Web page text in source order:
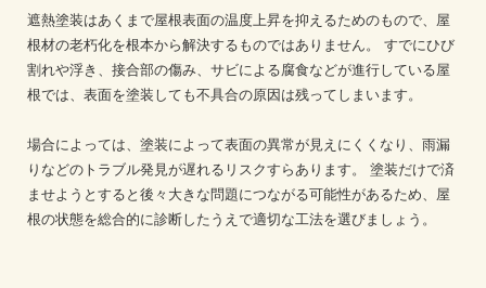
遮熱塗装はあくまで屋根表面の温度上昇を抑えるためのもので、屋
根材の老朽化を根本から解決するものではありません。
すでにひび
割れや浮き、接合部の傷み、サビによる腐食などが進行している屋
根では、表面を塗装しても不具合の原因は残ってしまいます。
場合によっては、塗装によって表面の異常が見えにくくなり、雨漏
りなどのトラブル発見が遅れるリスクすらあります。
塗装だけで済
ませようとすると後々大きな問題につながる可能性があるため、屋
根の状態を総合的に診断したうえで適切な工法を選びましょう。